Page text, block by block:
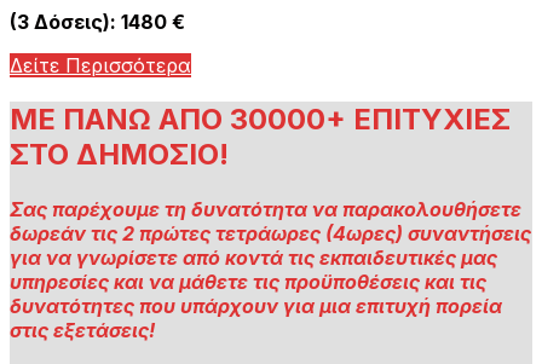
(3 Δόσεις): 1480 €
Δείτε Περισσότερα
ΜΕ ΠΑΝΩ ΑΠΟ 30000+ ΕΠΙΤΥΧΙΕΣ
ΣΤΟ ΔΗΜΟΣΙΟ!
Σας παρέχουμε τη δυνατότητα να παρακολουθήσετε
δωρεάν τις 2 πρώτες τετράωρες (4ωρες) συναντήσεις
για να γνωρίσετε από κοντά τις εκπαιδευτικές μας
υπηρεσίες και να μάθετε τις προϋποθέσεις και τις
δυνατότητες που υπάρχουν για μια επιτυχή πορεία
στις εξετάσεις!